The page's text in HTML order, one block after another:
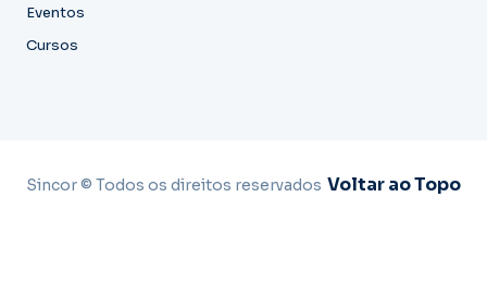
Eventos
Cursos
Sincor © Todos os direitos reservados Voltar ao Topo